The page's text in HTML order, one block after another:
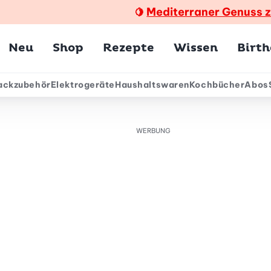
🍋 Mediterraner Genuss
Neu Shop Rezepte Wissen
ElektrogeräteHaushaltswarenKochbücherAbos
WERBUNG